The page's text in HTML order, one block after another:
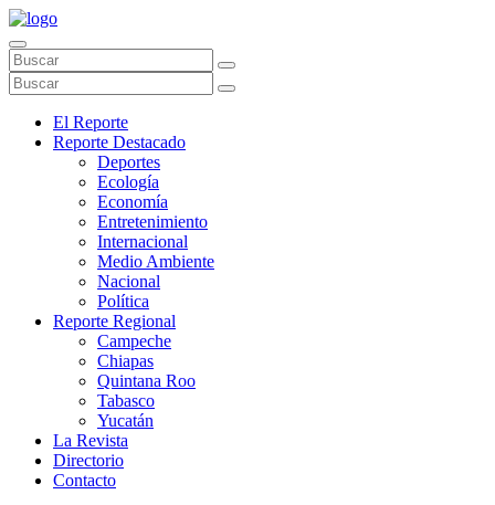
El Reporte
Reporte Destacado
Deportes
Ecología
Economía
Entretenimiento
Internacional
Medio Ambiente
Nacional
Política
Reporte Regional
Campeche
Chiapas
Quintana Roo
Tabasco
Yucatán
La Revista
Directorio
Contacto